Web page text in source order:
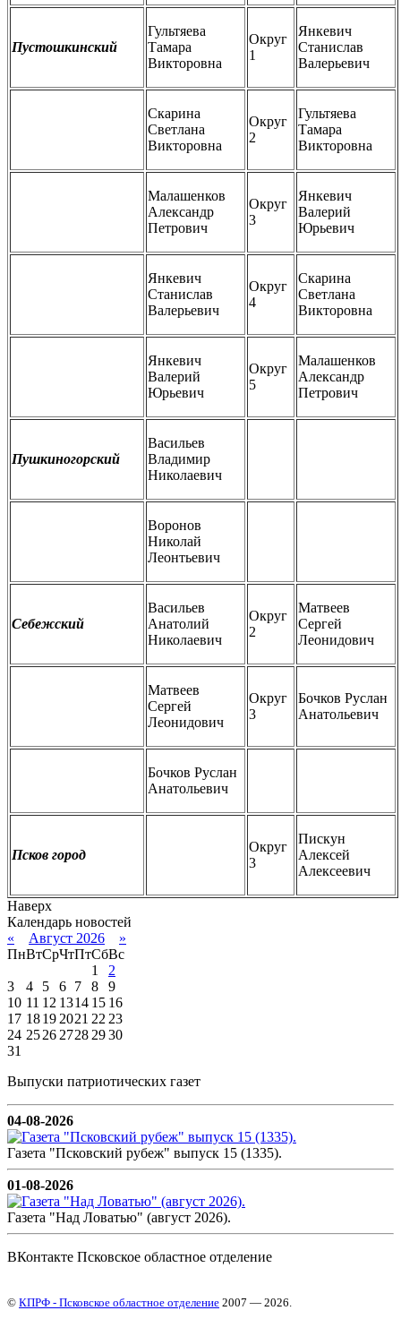
Пустошкинский
Гультяева
Тамара
Викторовна
Округ
1
Янкевич
Станислав
Валерьевич
Скарина
Светлана
Викторовна
Округ
2
Гультяева
Тамара
Викторовна
Малашенков
Александр
Петрович
Округ
3
Янкевич
Валерий
Юрьевич
Янкевич
Станислав
Валерьевич
Округ
4
Скарина
Светлана
Викторовна
Янкевич
Валерий
Юрьевич
Округ
5
Малашенков
Александр
Петрович
Пушкиногорский
Васильев
Владимир
Николаевич
Воронов
Николай
Леонтьевич
Себежский
Васильев
Анатолий
Николаевич
Округ
2
Матвеев
Сергей
Леонидович
Матвеев
Сергей
Леонидович
Округ
3
Бочков Руслан
Анатольевич
Бочков Руслан
Анатольевич
Псков город
Округ
3
Пискун
Алексей
Алексеевич
Наверх
Календарь новостей
«
Август 2026
»
ПнВтСрЧтПтСбВс
1
2
3
4 5 6 7 8
9
10 11 12 1314 15 16
17 1819 2021 22 23
24 2526 2728 2930
31
Выпуски патриотических газет
04-08-2026
Газета "Псковский рубеж" выпуск 15 (1335).
01-08-2026
Газета "Над Ловатью" (август 2026).
ВКонтакте Псковское областное отделение
© КПРФ - Псковское областное отделение 2007 — 2026.